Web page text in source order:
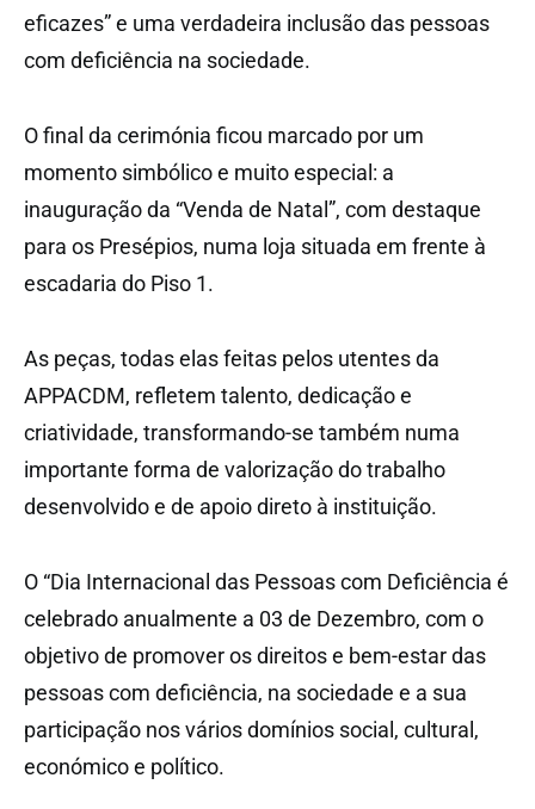
eficazes” e uma verdadeira inclusão das pessoas
com deficiência na sociedade.
O final da cerimónia ficou marcado por um
momento simbólico e muito especial: a
inauguração da “Venda de Natal”, com destaque
para os Presépios, numa loja situada em frente à
escadaria do Piso 1.
As peças, todas elas feitas pelos utentes da
APPACDM, refletem talento, dedicação e
criatividade, transformando-se também numa
importante forma de valorização do trabalho
desenvolvido e de apoio direto à instituição.
O “Dia Internacional das Pessoas com Deficiência é
celebrado anualmente a 03 de Dezembro, com o
objetivo de promover os direitos e bem-estar das
pessoas com deficiência, na sociedade e a sua
participação nos vários domínios social, cultural,
económico e político.